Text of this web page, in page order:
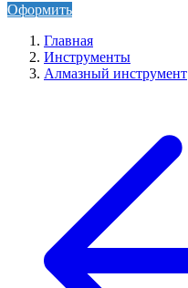
Оформить
Главная
Инструменты
Алмазный инструмент